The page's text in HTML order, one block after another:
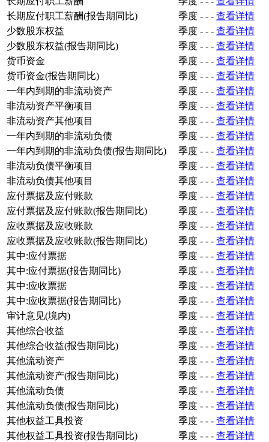
长期应付职工薪酬(报告期同比)
季度 - - - 查看详情
少数股东权益
季度 - - - 查看详情
少数股东权益(报告期同比)
季度 - - - 查看详情
货币资金
季度 - - - 查看详情
货币资金(报告期同比)
季度 - - - 查看详情
一年内到期的非流动资产
季度 - - - 查看详情
非流动资产平衡项目
季度 - - - 查看详情
非流动资产其他项目
季度 - - - 查看详情
一年内到期的非流动负债
季度 - - - 查看详情
一年内到期的非流动负债(报告期同比)
季度 - - - 查看详情
非流动负债平衡项目
季度 - - - 查看详情
非流动负债其他项目
季度 - - - 查看详情
应付票据及应付账款
季度 - - - 查看详情
应付票据及应付账款(报告期同比)
季度 - - - 查看详情
应收票据及应收账款
季度 - - - 查看详情
应收票据及应收账款(报告期同比)
季度 - - - 查看详情
其中:应付票据
季度 - - - 查看详情
其中:应付票据(报告期同比)
季度 - - - 查看详情
其中:应收票据
季度 - - - 查看详情
其中:应收票据(报告期同比)
季度 - - - 查看详情
审计意见(境内)
季度 - - - 查看详情
其他综合收益
季度 - - - 查看详情
其他综合收益(报告期同比)
季度 - - - 查看详情
其他流动资产
季度 - - - 查看详情
其他流动资产(报告期同比)
季度 - - - 查看详情
其他流动负债
季度 - - - 查看详情
其他流动负债(报告期同比)
季度 - - - 查看详情
其他权益工具投资
季度 - - - 查看详情
其他权益工具投资(报告期同比)
季度 - - - 查看详情